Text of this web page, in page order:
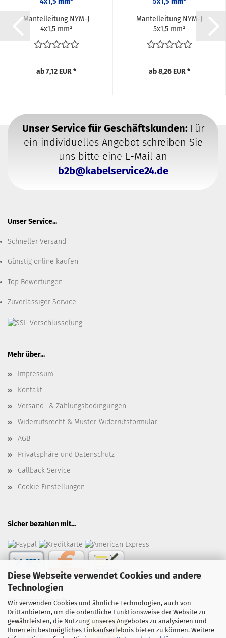
Diese Webseite verwendet Cookies und andere
Technologien
Wir verwenden Cookies und ähnliche Technologien, auch von
Drittanbietern, um die ordentliche Funktionsweise der Website zu
gewährleisten, die Nutzung unseres Angebotes zu analysieren und
Ihnen ein bestmögliches Einkaufserlebnis bieten zu können. Weitere
Mantelleitung NYM-J
4x1,5 mm²
ab 7,12 EUR *
Mantelleitung NYM-J
5x1,5 mm²
Feuchtraumkabel
ab 8,26 EUR *
Unser Service für Geschäftskunden: Für
ein individuelles Angebot schreiben Sie
uns bitte eine E-Mail an
b2b@kabelservice24.de
Unser Service...
Schneller Versand
Günstig online kaufen
Top Bewertungen
Zuverlässiger Service
Mehr über...
Impressum
Kontakt
Versand- & Zahlungsbedingungen
Widerrufsrecht & Muster-Widerrufsformular
AGB
Privatsphäre und Datenschutz
Callback Service
Cookie Einstellungen
Sicher bezahlen mit...
Wir versenden mit...